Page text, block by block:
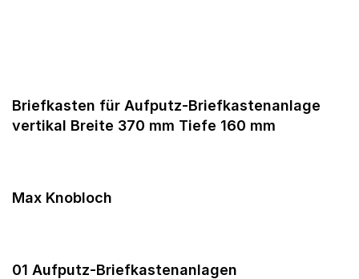
Briefkasten für Aufputz-Briefkastenanlage
vertikal Breite 370 mm Tiefe 160 mm
Max Knobloch
01 Aufputz-Briefkastenanlagen